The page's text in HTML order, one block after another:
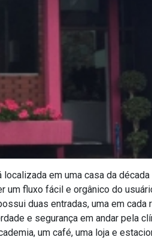
em uma casa da década
um fluxo fácil e orgânico do
duas entradas, uma em cada
e segurança em andar pela
um café, uma loja e